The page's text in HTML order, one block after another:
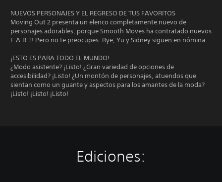
NUEVOS PERSONAJES Y EL REGRESO DE TUS FAVORITOS
Moving Out 2 presenta un elenco completamente nuevo de
personajes adorables, porque Smooth Moves ha contratado nuevos
F.A.R.T! Pero no te preocupes: Rye, Yu y Sidney siguen en nómina…
¡ESTO ES PARA TODO EL MUNDO!
¿Modo asistente? ¡Listo! ¿Gran variedad de opciones de
accesibilidad? ¡Listo! ¿Un montón de personajes, atuendos que
sientan como un guante y aspectos para los amantes de la moda?
¡Listo! ¡Listo! ¡Listo!
Ediciones: